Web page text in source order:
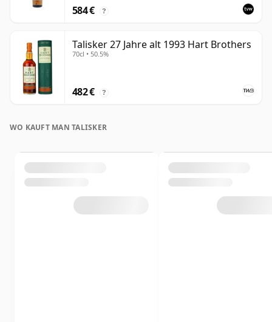
584 € ?
Talisker 27 Jahre alt 1993 Hart Brothers
70cl • 50.5%
482 € ?
WO KAUFT MAN TALISKER